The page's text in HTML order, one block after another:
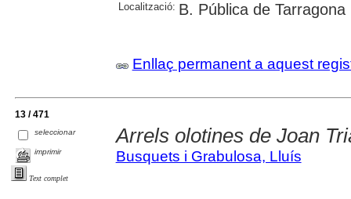
Localització: B. Pública de Tarragona
Enllaç permanent a aquest
13 / 471
seleccionar
imprimir
Text complet
Arrels olotines de Joan
Busquets i Grabulosa, Lluís